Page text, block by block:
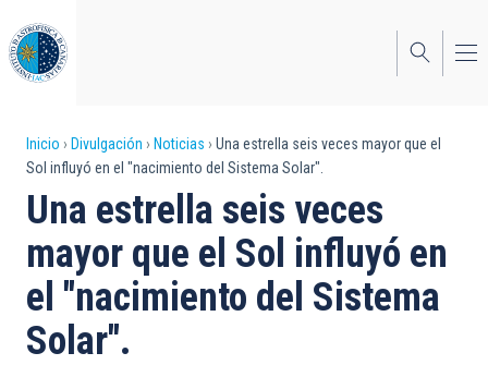
al
contenido
principal
Sobrescribir
enlaces
de
ayuda
a
la
Inicio Divulgación Noticias
Una estrella seis veces mayor que el
Sol influyó en el "nacimiento del Sistema Solar".
Una estrella seis veces
mayor que el Sol influyó en
el "nacimiento del Sistema
Solar".